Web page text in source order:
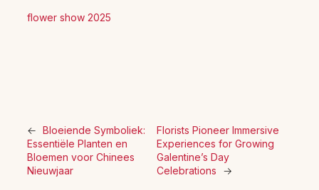
flower show 2025
← Bloeiende Symboliek:
Essentiële Planten en
Bloemen voor Chinees
Nieuwjaar
Florists Pioneer Immersive
Experiences for Growing
Galentine’s Day
Celebrations
→